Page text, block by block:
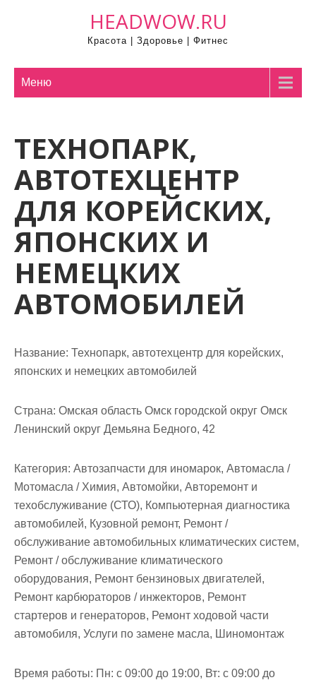
HEADWOW.RU
Красота | Здоровье | Фитнес
Меню
ТЕХНОПАРК,
АВТОТЕХЦЕНТР
ДЛЯ КОРЕЙСКИХ,
ЯПОНСКИХ И
НЕМЕЦКИХ
АВТОМОБИЛЕЙ
Название: Технопарк, автотехцентр для корейских,
японских и немецких автомобилей
Страна: Омская область Омск городской округ Омск
Ленинский округ Демьяна Бедного, 42
Категория: Автозапчасти для иномарок, Автомасла /
Мотомасла / Химия, Автомойки, Авторемонт и
техобслуживание (СТО), Компьютерная диагностика
автомобилей, Кузовной ремонт, Ремонт /
обслуживание автомобильных климатических систем,
Ремонт / обслуживание климатического
оборудования, Ремонт бензиновых двигателей,
Ремонт карбюраторов / инжекторов, Ремонт
стартеров и генераторов, Ремонт ходовой части
автомобиля, Услуги по замене масла, Шиномонтаж
Время работы: Пн: с 09:00 до 19:00, Вт: с 09:00 до